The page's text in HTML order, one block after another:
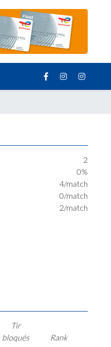
2
0%
4/match
0/match
2/match
Tir
bloqués
Rank